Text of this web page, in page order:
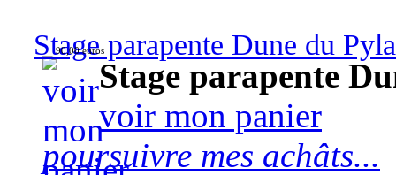
Stage parapente Dune du
90,00 euros
Stage parapente
voir mon panier
poursuivre mes achâts...